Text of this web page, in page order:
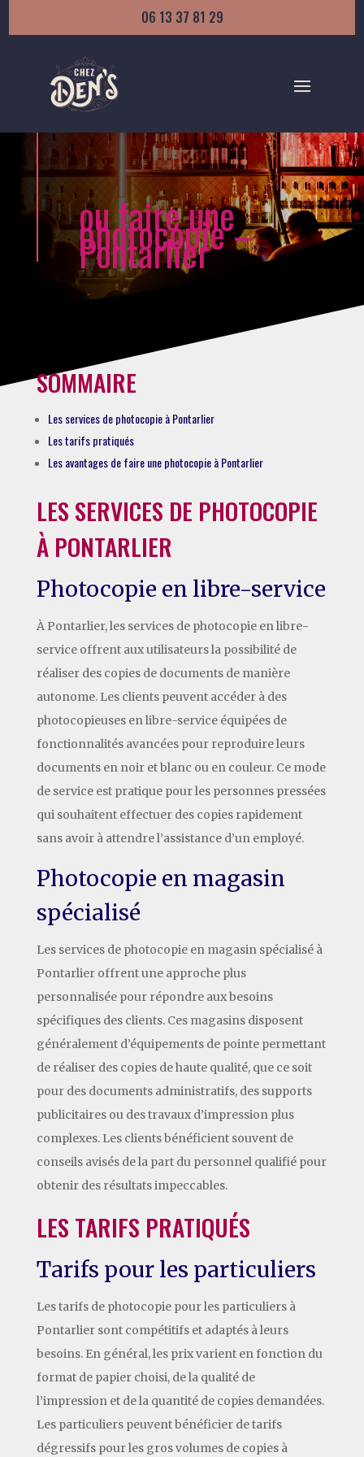
06 13 37 81 29
ou faire une
photocopie –
Pontarlier
SOMMAIRE
Les services de photocopie à Pontarlier
Les tarifs pratiqués
Les avantages de faire une photocopie à Pontarlier
LES SERVICES DE PHOTOCOPIE
À PONTARLIER
Photocopie en libre-service
À Pontarlier, les services de photocopie en libre-
service offrent aux utilisateurs la possibilité de
réaliser des copies de documents de manière
autonome. Les clients peuvent accéder à des
photocopieuses en libre-service équipées de
fonctionnalités avancées pour reproduire leurs
documents en noir et blanc ou en couleur. Ce mode
de service est pratique pour les personnes pressées
qui souhaitent effectuer des copies rapidement
sans avoir à attendre l’assistance d’un employé.
Photocopie en magasin
spécialisé
Les services de photocopie en magasin spécialisé à
Pontarlier offrent une approche plus
personnalisée pour répondre aux besoins
spécifiques des clients. Ces magasins disposent
généralement d’équipements de pointe permettant
de réaliser des copies de haute qualité, que ce soit
pour des documents administratifs, des supports
publicitaires ou des travaux d’impression plus
complexes. Les clients bénéficient souvent de
conseils avisés de la part du personnel qualifié pour
obtenir des résultats impeccables.
LES TARIFS PRATIQUÉS
Tarifs pour les particuliers
Les tarifs de photocopie pour les particuliers à
Pontarlier sont compétitifs et adaptés à leurs
besoins. En général, les prix varient en fonction du
format de papier choisi, de la qualité de
l’impression et de la quantité de copies demandées.
Les particuliers peuvent bénéficier de tarifs
dégressifs pour les gros volumes de copies à